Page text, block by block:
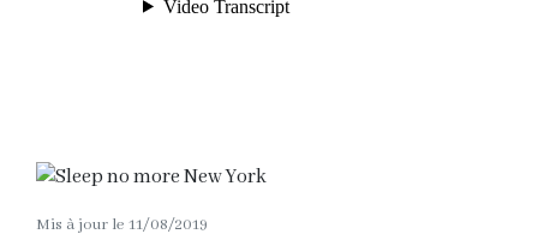
Mis à jour le 11/08/2019